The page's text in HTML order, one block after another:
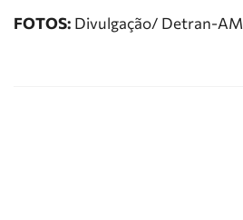
FOTOS: Divulgação/ Detran-AM